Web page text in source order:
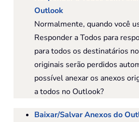
Outlook
Normalmente, quando você
Responder a Todos para
para todos os destinatários
originais serão perdidos
possível anexar os anexos
a todos no Outlook?
Baixar/Salvar Anexos do